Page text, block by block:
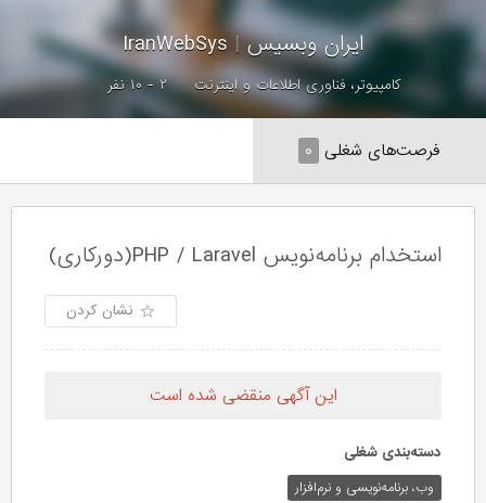
ایران وبسیس|
IranWebSys
کامپیوتر، فناوری اطلاعات و اینترنت ۲ - ۱۰ نفر
فرصت‌های شغلی ۰
استخدام برنامه‌نویس PHP / Laravel(دورکاری)
نشان کردن
این آگهی منقضی شده است
دسته‌بندی شغلی
وب،‌ برنامه‌نویسی و نرم‌افزار